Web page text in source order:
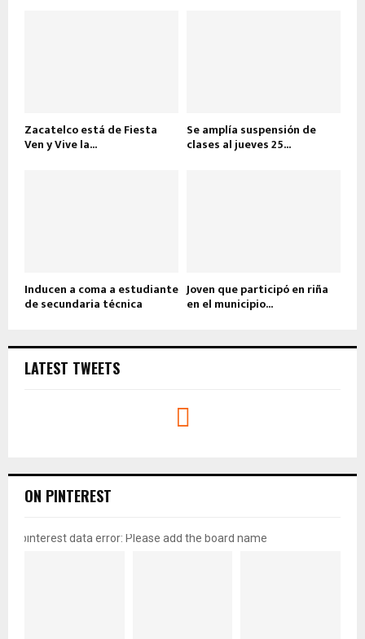
Zacatelco está de Fiesta
Ven y Vive la...
Se amplía suspensión de
clases al jueves 25...
Inducen a coma a estudiante
de secundaria técnica
Joven que participó en riña
en el municipio...
LATEST TWEETS
ON PINTEREST
pinterest data error: Please add the board name